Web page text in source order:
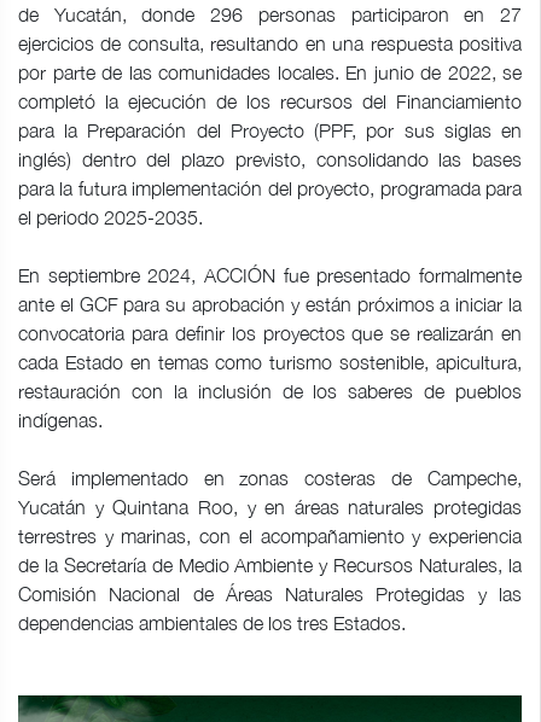
de Yucatán, donde 296 personas participaron en 27
ejercicios de consulta, resultando en una respuesta positiva
por parte de las comunidades locales. En junio de 2022, se
completó la ejecución de los recursos del Financiamiento
para la Preparación del Proyecto (PPF, por sus siglas en
inglés) dentro del plazo previsto, consolidando las bases
para la futura implementación del proyecto, programada para
el periodo 2025-2035.
En septiembre 2024, ACCIÓN fue presentado formalmente
ante el GCF para su aprobación y están próximos a iniciar la
convocatoria para definir los proyectos que se realizarán en
cada Estado en temas como turismo sostenible, apicultura,
restauración con la inclusión de los saberes de pueblos
indígenas.
Será implementado en zonas costeras de Campeche,
Yucatán y Quintana Roo, y en áreas naturales protegidas
terrestres y marinas, con el acompañamiento y experiencia
de la Secretaría de Medio Ambiente y Recursos Naturales, la
Comisión Nacional de Áreas Naturales Protegidas y las
dependencias ambientales de los tres Estados.